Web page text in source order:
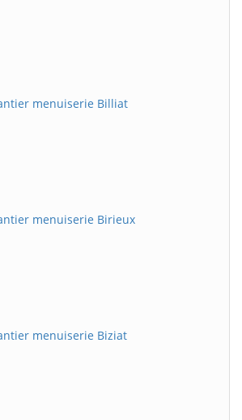
menuiserie Billiat
menuiserie Birieux
menuiserie Biziat